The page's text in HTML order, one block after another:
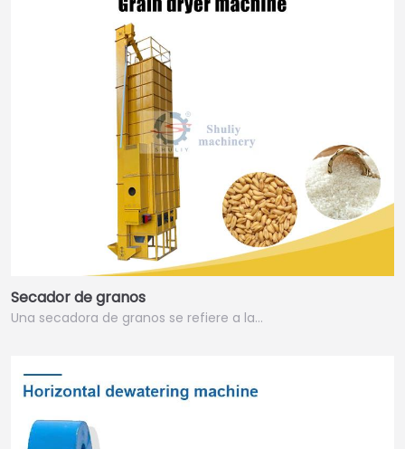
Secador de granos
Una secadora de granos se refiere a la…